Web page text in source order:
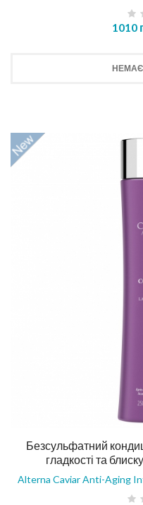
1010
НЕМАЄ
Безсульфатний
гладкості та
Alterna Caviar Anti-Aging